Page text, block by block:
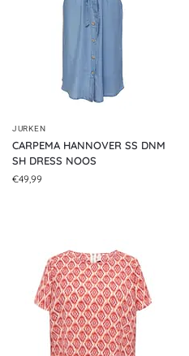
JURKEN
CARPEMA HANNOVER SS DNM
SH DRESS NOOS
€49,99